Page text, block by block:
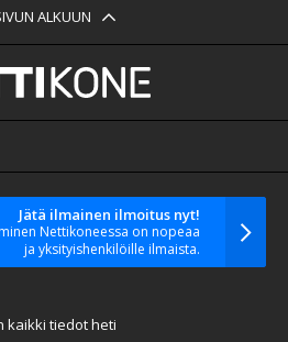
ALKUUN
Jätä ilmainen ilmoitus nyt!
Nettikoneessa on nopeaa
ja yksityishenkilöille ilmaista.
kaikki tiedot heti